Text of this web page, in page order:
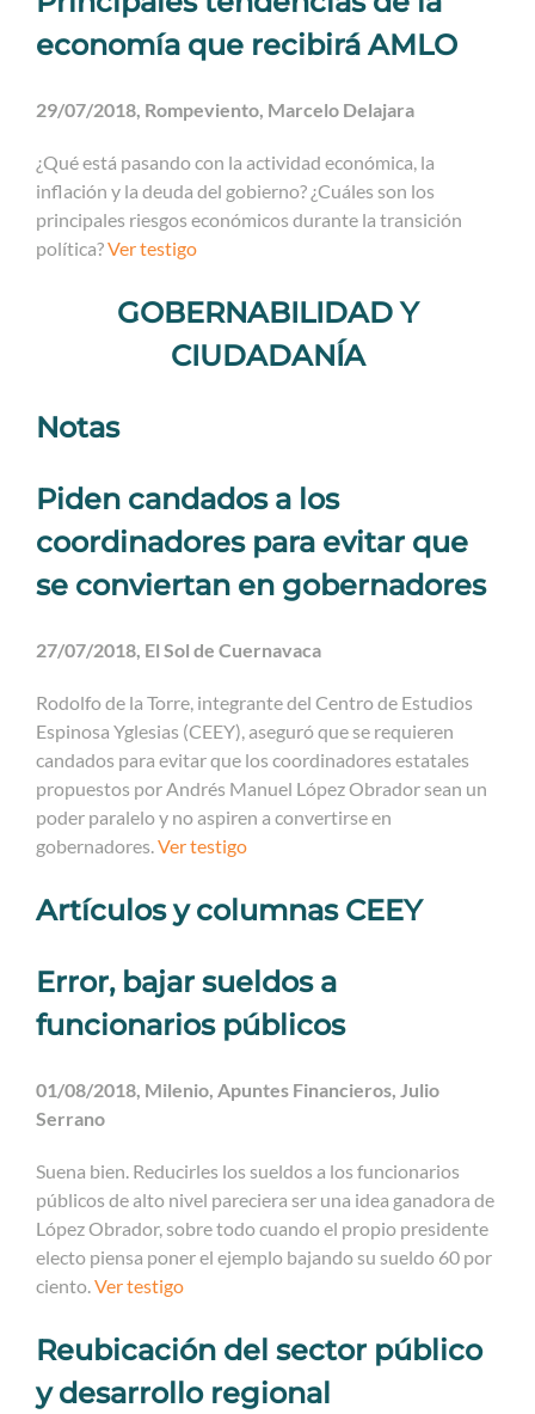
economía que recibirá AMLO
29/07/2018, Rompeviento, Marcelo Delajara
¿Qué está pasando con la actividad económica, la
inflación y la deuda del gobierno? ¿Cuáles son los
principales riesgos económicos durante la transición
política?Ver testigo
GOBERNABILIDAD Y
CIUDADANÍA
Notas
Piden candados a los
coordinadores para evitar que
se conviertan en gobernadores
27/07/2018, El Sol de Cuernavaca
Rodolfo de la Torre, integrante del Centro de Estudios
Espinosa Yglesias (CEEY), aseguró que se requieren
candados para evitar que los coordinadores estatales
propuestos por Andrés Manuel López Obrador sean un
poder paralelo y no aspiren a convertirse en
gobernadores.Ver testigo
Artículos y columnas CEEY
Error, bajar sueldos a
funcionarios públicos
01/08/2018, Milenio, Apuntes Financieros, Julio
Serrano
Suena bien. Reducirles los sueldos a los funcionarios
públicos de alto nivel pareciera ser una idea ganadora de
López Obrador, sobre todo cuando el propio presidente
electo piensa poner el ejemplo bajando su sueldo 60 por
ciento.Ver testigo
Reubicación del sector público
y desarrollo regional